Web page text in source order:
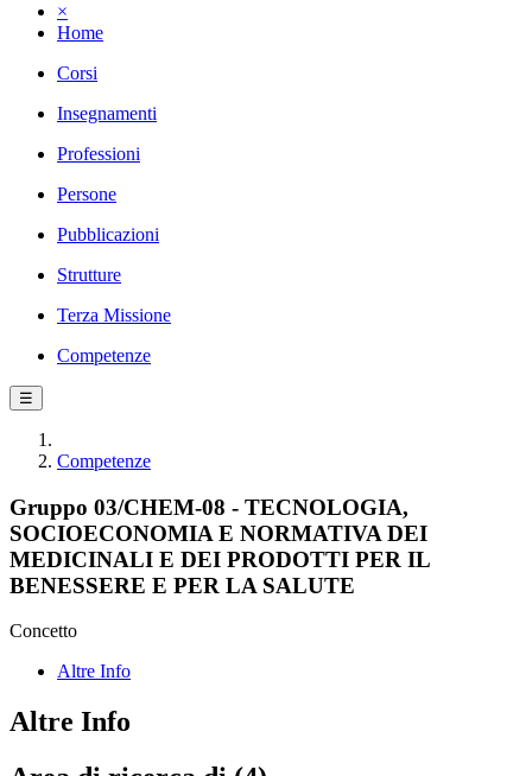
×
Home
Corsi
Insegnamenti
Professioni
Persone
Pubblicazioni
Strutture
Terza Missione
Competenze
☰
Competenze
Gruppo 03/CHEM-08 - TECNOLOGIA,
SOCIOECONOMIA E NORMATIVA DEI
MEDICINALI E DEI PRODOTTI PER IL
BENESSERE E PER LA SALUTE
Concetto
Altre Info
Altre Info